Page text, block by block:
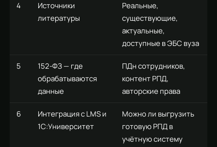
4
Источники
литературы
Реальные,
существующие,
актуальные,
доступные в ЭБС вуза
5
152-ФЗ — где
обрабатываются
данные
ПДн сотрудников,
контент РПД,
авторские права
6
Интеграция с LMS и
1С:Университет
Можно ли выгрузить
готовую РПД в
учётную систему